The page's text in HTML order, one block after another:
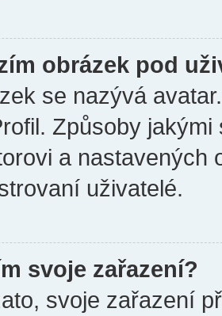
obrázek pod
se nazývá
Způsoby
a nastavených
uživatelé.
svoje zařazení?
svoje zařazení